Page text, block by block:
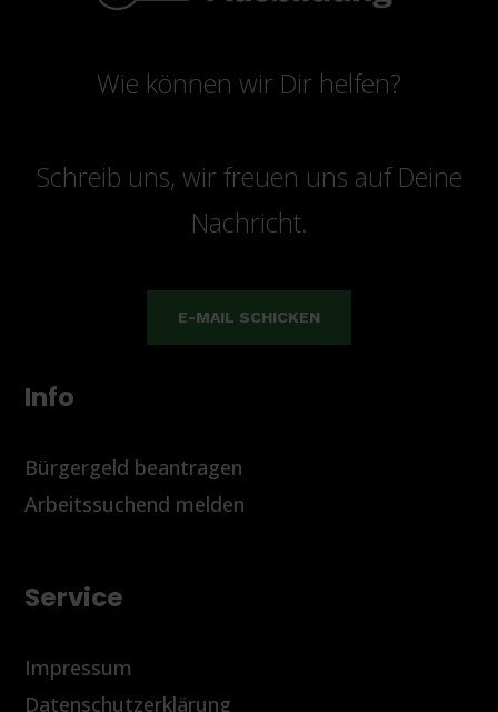
Wie können wir Dir helfen?
Schreib uns, wir freuen uns auf Deine
Nachricht.
E-MAIL SCHICKEN
Info
Bürgergeld beantragen
Arbeitssuchend melden
Service
Impressum
Datenschutzerklärung